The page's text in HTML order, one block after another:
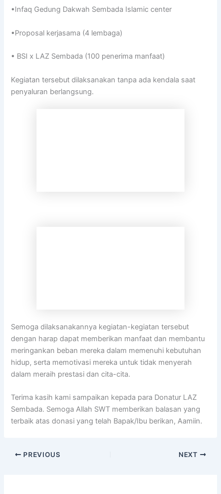
•Infaq Gedung Dakwah Sembada Islamic center
•Proposal kerjasama (4 lembaga)
• BSI x LAZ Sembada (100 penerima manfaat)
Kegiatan tersebut dilaksanakan tanpa ada kendala saat
penyaluran berlangsung.
Semoga dilaksanakannya kegiatan-kegiatan tersebut
dengan harap dapat memberikan manfaat dan membantu
meringankan beban mereka dalam memenuhi kebutuhan
hidup, serta memotivasi mereka untuk tidak menyerah
dalam meraih prestasi dan cita-cita.
Terima kasih kami sampaikan kepada para Donatur LAZ
Sembada. Semoga Allah SWT memberikan balasan yang
terbaik atas donasi yang telah Bapak/Ibu berikan, Aamiin.
PREVIOUS NEXT